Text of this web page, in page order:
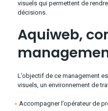
visuels qui permettent de
décisions.
Aquiweb,
L’objectif de ce management
visuels, un environnement de
Accompagner l’opérateur de